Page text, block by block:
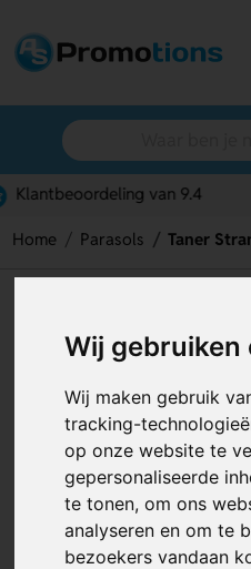
Wij gebruiken
Wij maken gebruik
tracking-
op onze website te
gepersonaliseerde
te tonen, om ons
analyseren en om te
bezoekers vandaan
Gratis
Home Parasols Taner
Artikelnummer:126508